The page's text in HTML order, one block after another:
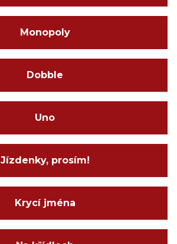
Monopoly
Dobble
Uno
Jízdenky, prosím!
Krycí jména